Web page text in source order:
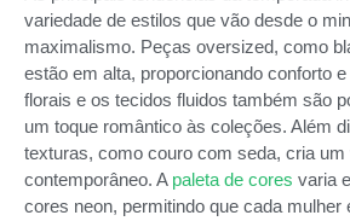
variedade de estilos que vão desde o
maximalismo. Peças oversized, como
estão em alta, proporcionando conforto
florais e os tecidos fluidos também são
um toque romântico às coleções. Além
texturas, como couro com seda, cria
contemporâneo. A paleta de cores varia
cores neon, permitindo que cada mulher